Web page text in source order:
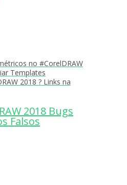
no #CorelDRAW
Templates
2018 ? Links na
2018 Bugs
Falsos